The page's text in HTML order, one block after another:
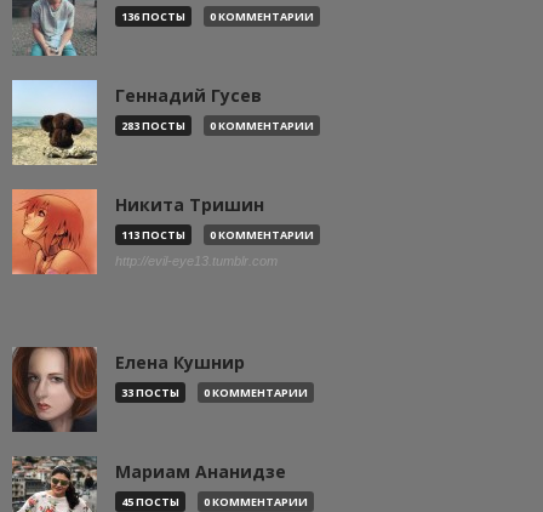
136 ПОСТЫ 0 КОММЕНТАРИИ
Геннадий Гусев
283 ПОСТЫ 0 КОММЕНТАРИИ
Никита Тришин
113 ПОСТЫ 0 КОММЕНТАРИИ
http://evil-eye13.tumblr.com
Елена Кушнир
33 ПОСТЫ 0 КОММЕНТАРИИ
Мариам Ананидзе
45 ПОСТЫ 0 КОММЕНТАРИИ